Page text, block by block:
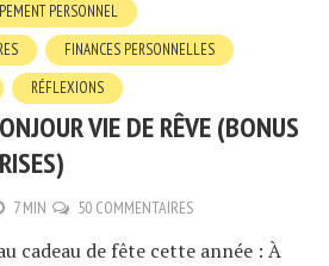
PERSONNEL
FINANCES PERSONNELLES
RÉFLEXIONS
VIE DE RÊVE (BONUS
7 MIN 50 COMMENTAIRES
cadeau de fête cette année : À